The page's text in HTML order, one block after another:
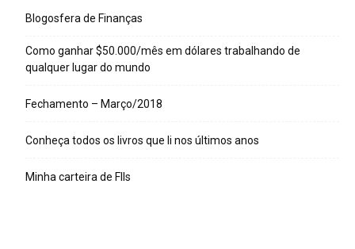
Blogosfera de Finanças
Como ganhar $50.000/mês em dólares trabalhando de
qualquer lugar do mundo
Fechamento – Março/2018
Conheça todos os livros que li nos últimos anos
Minha carteira de FIIs